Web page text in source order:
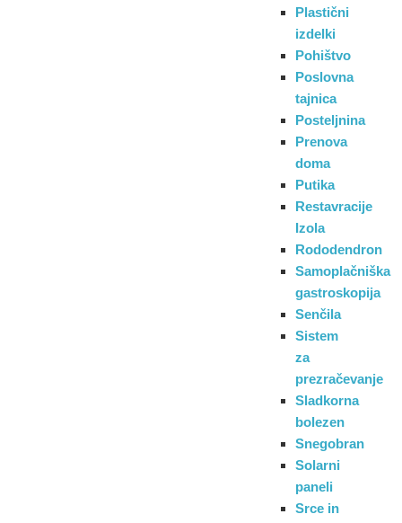
Plastični
izdelki
Pohištvo
Poslovna
tajnica
Posteljnina
Prenova
doma
Putika
Restavracije
Izola
Rododendron
Samoplačniška
gastroskopija
Senčila
Sistem
za
prezračevanje
Sladkorna
bolezen
Snegobran
Solarni
paneli
Srce in